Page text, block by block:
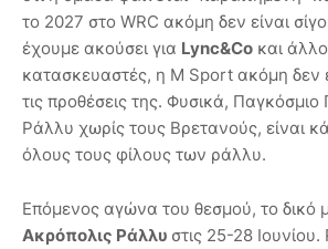
το 2027 στο WRC ακόμη δεν είναι
έχουμε ακούσει για Lync&Co και
κατασκευαστές, η M Sport ακόμη δεν
τις προθέσεις της. Φυσικά,
Ράλλυ χωρίς τους Βρετανούς, είναι
όλους τους φίλους των ράλλυ.
Επόμενος αγώνα του θεσμού, το δικό
Ακρόπολις Ράλλυ στις 25-28